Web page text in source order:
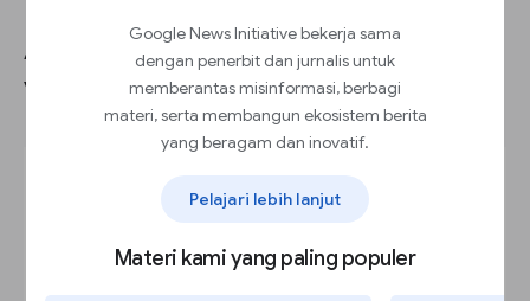
Google News Initiative bekerja sama
dengan penerbit dan jurnalis untuk
memberantas misinformasi, berbagi
materi, serta membangun ekosistem berita
yang beragam dan inovatif.
Pelajari lebih lanjut
Materi kami yang paling populer
Apakah merupakan PM alat
yang tepat untuk masalah ini?